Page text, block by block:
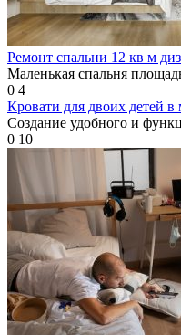
Ремонт спальни 12 кв м
Маленькая спальня
0 4
Кровати для двоих детей в
Создание удобного и
0 10